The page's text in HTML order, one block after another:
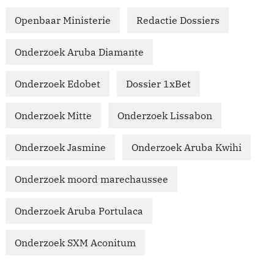
Openbaar Ministerie Redactie Dossiers
Onderzoek Aruba Diamante
Onderzoek Edobet Dossier 1xBet
Onderzoek Mitte Onderzoek Lissabon
Onderzoek Jasmine Onderzoek Aruba Kwihi
Onderzoek moord marechaussee
Onderzoek Aruba Portulaca
Onderzoek SXM Aconitum